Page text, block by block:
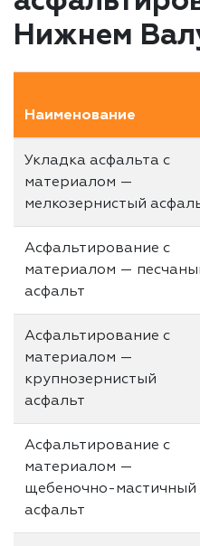
Нижнем
Наименование
Укладка асфальта с
материалом —
мелкозернистый
Асфальтирование с
материалом —
асфальт
Асфальтирование с
материалом —
крупнозернистый
асфальт
Асфальтирование с
материалом —
щебеночно-мастичный
асфальт